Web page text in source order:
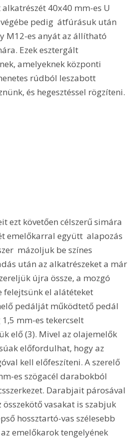
40x40 mm-es U
pedig  átfúrásuk után 
M12-es anyát az állítható
Ezek esztergált
amelyeknek központi
rúdból leszabott
és hegesztéssel rögzíteni.
emelőkarral együtt  alapozás
 mázoljuk be színes
után az alkatrészeket a már
újra össze, a mozgó
felejtsünk el alátéteket
pedálját működtető pedál
mm-es tekercselt
elő (3). Mivel az olajemelők
előfordulhat, hogy az
kell előfeszíteni. A szerelő
es szögacél darabokból
Darabjait párosával
vasakat is szabjuk
hossztartó-vas szélesebb
emelőkarok tengelyének